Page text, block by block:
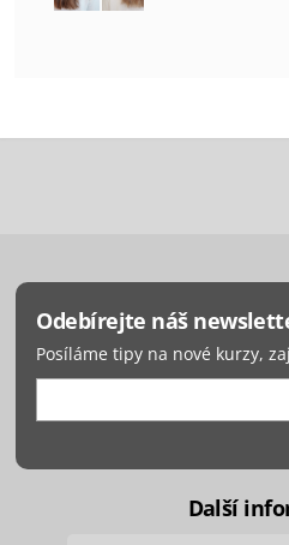
Odebírejte náš
Posíláme tipy na nové kurzy,
Další